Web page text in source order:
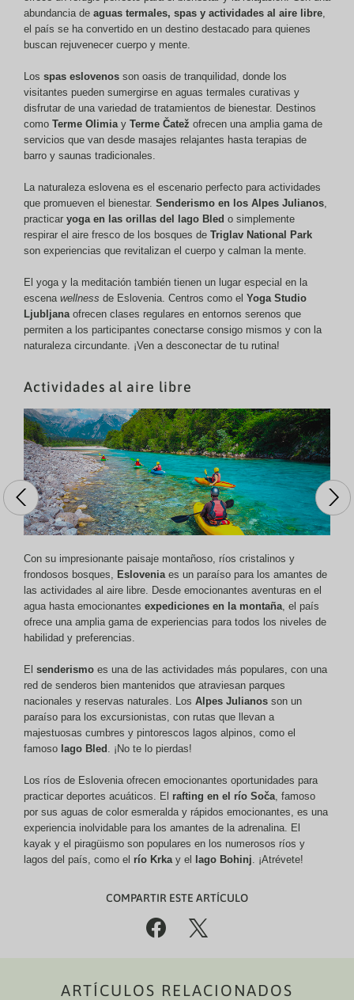
abundancia de aguas termales, spas y actividades al aire libre,
el país se ha convertido en un destino destacado para quienes
buscan rejuvenecer cuerpo y mente.
Los spas eslovenos son oasis de tranquilidad, donde los
visitantes pueden sumergirse en aguas termales curativas y
disfrutar de una variedad de tratamientos de bienestar. Destinos
como Terme Olimia y Terme Čatež ofrecen una amplia gama de
servicios que van desde masajes relajantes hasta terapias de
barro y saunas tradicionales.
La naturaleza eslovena es el escenario perfecto para actividades
que promueven el bienestar. Senderismo en los Alpes Julianos,
practicar yoga en las orillas del lago Bled o simplemente
respirar el aire fresco de los bosques de Triglav National Park
son experiencias que revitalizan el cuerpo y calman la mente.
El yoga y la meditación también tienen un lugar especial en la
escena wellness de Eslovenia. Centros como el Yoga Studio
Ljubljanaofrecen clases regulares en entornos serenos que
permiten a los participantes conectarse consigo mismos y con la
naturaleza circundante. ¡Ven a desconectar de tu rutina!
Actividades al aire libre
Con su impresionante paisaje montañoso, ríos cristalinos y
frondosos bosques, Eslovenia es un paraíso para los amantes de
las actividades al aire libre. Desde emocionantes aventuras en el
agua hasta emocionantes expediciones en la montaña, el país
ofrece una amplia gama de experiencias para todos los niveles de
habilidad y preferencias.
El senderismo es una de las actividades más populares, con una
red de senderos bien mantenidos que atraviesan parques
nacionales y reservas naturales. Los Alpes Julianos son un
paraíso para los excursionistas, con rutas que llevan a
majestuosas cumbres y pintorescos lagos alpinos, como el
famoso lago Bled . ¡No te lo pierdas!
Los ríos de Eslovenia ofrecen emocionantes oportunidades para
practicar deportes acuáticos. El rafting en el río Soča, famoso
por sus aguas de color esmeralda y rápidos emocionantes, es una
experiencia inolvidable para los amantes de la adrenalina. El
kayak y el piragüismo son populares en los numerosos ríos y
lagos del país, como el río Krka y el lago Bohinj. ¡Atrévete!
COMPARTIR ESTE ARTÍCULO
% (
ARTÍCULOS RELACIONADOS